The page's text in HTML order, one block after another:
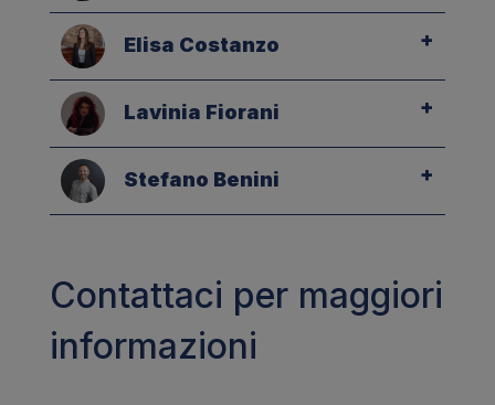
Elisa Costanzo
Lavinia Fiorani
Stefano Benini
Contattaci per maggiori
informazioni